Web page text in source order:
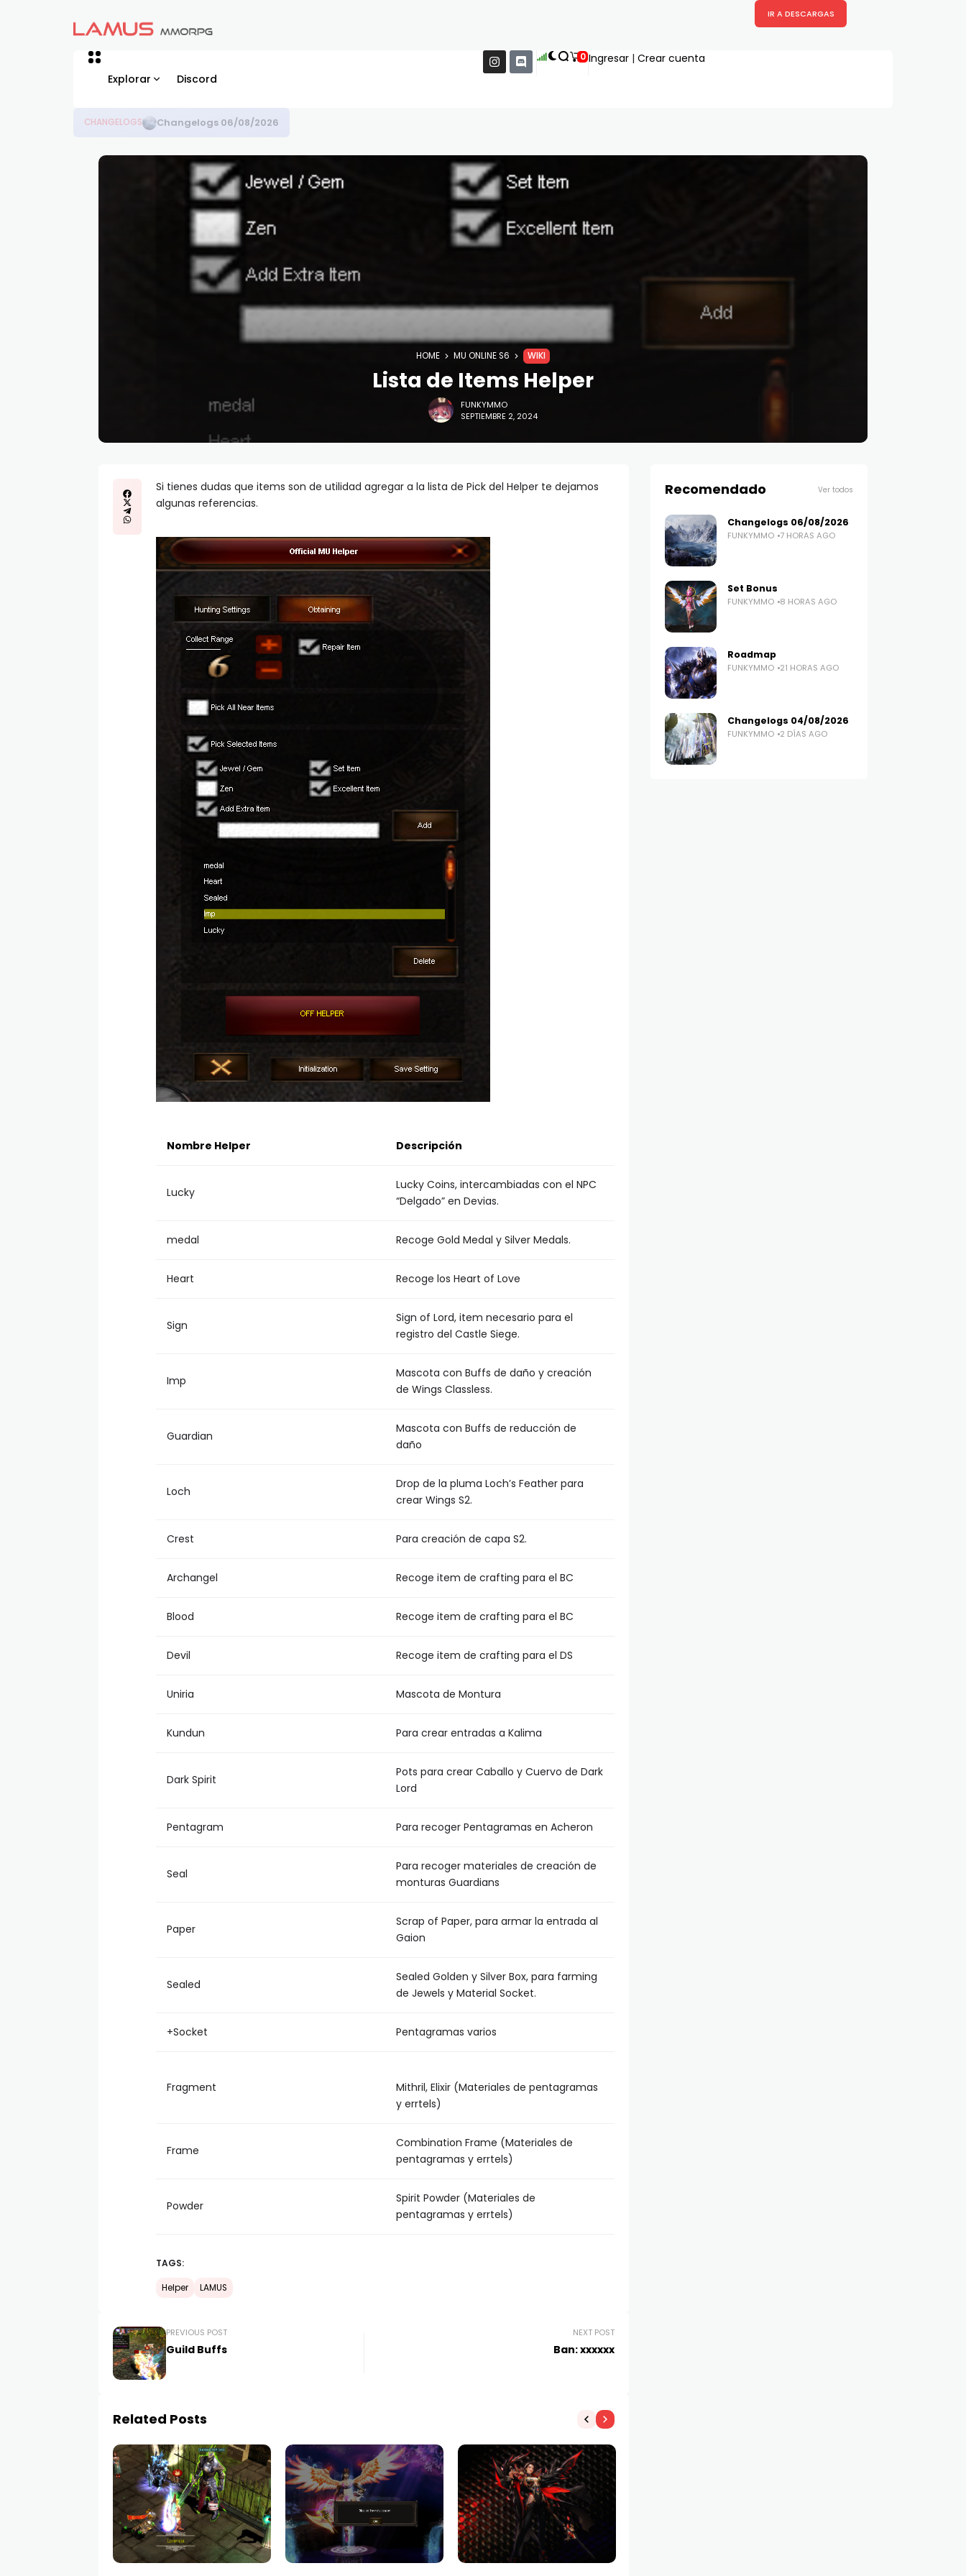
IR A DESCARGAS
Explorar Discord
0 Ingresar |Crear cuenta
CHANGELOGS Set Bonus
HOME MU ONLINE S6 WIKI
Lista de Items Helper
FUNKYMMO
SEPTIEMBRE 2, 2024
Si tienes dudas que items son de utilidad agregar a la lista de Pick del Helper te dejamos
algunas referencias.
Nombre Helper Descripción
Lucky
Lucky Coins, intercambiadas con el NPC
“Delgado” en Devias.
medal Recoge Gold Medal y Silver Medals.
Heart Recoge los Heart of Love
Sign
Sign of Lord, item necesario para el
registro del Castle Siege.
Imp
Mascota con Buffs de daño y creación
de Wings Classless.
Guardian
Mascota con Buffs de reducción de
daño
Loch
Drop de la pluma Loch’s Feather para
crear Wings S2.
Crest Para creación de capa S2.
Archangel Recoge item de crafting para el BC
Blood Recoge item de crafting para el BC
Devil Recoge item de crafting para el DS
Uniria Mascota de Montura
Kundun Para crear entradas a Kalima
Dark Spirit
Pots para crear Caballo y Cuervo de Dark
Lord
Pentagram Para recoger Pentagramas en Acheron
Seal
Para recoger materiales de creación de
monturas Guardians
Paper
Scrap of Paper, para armar la entrada al
Gaion
Sealed
Sealed Golden y Silver Box, para farming
de Jewels y Material Socket.
+Socket Pentagramas varios
Fragment
Mithril, Elixir (Materiales de pentagramas
y errtels)
Frame
Combination Frame (Materiales de
pentagramas y errtels)
Powder
Spirit Powder (Materiales de
pentagramas y errtels)
TAGS:
Helper LAMUS
PREVIOUS POST
Guild Buffs
NEXT POST
Ban: xxxxxx
Related Posts
Recomendado Ver todos
Changelogs 06/08/2026
FUNKYMMO 7 HORAS AGO
Set Bonus
FUNKYMMO 8 HORAS AGO
Roadmap
FUNKYMMO 21 HORAS AGO
Changelogs 04/08/2026
FUNKYMMO 2 DÍAS AGO